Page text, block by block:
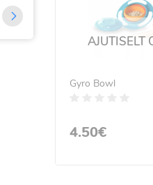
21.99€
AJUTISELT
Gyro Bowl
4.50€